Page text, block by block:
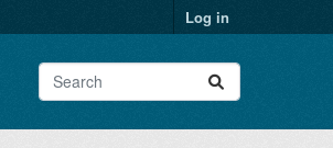
Log in